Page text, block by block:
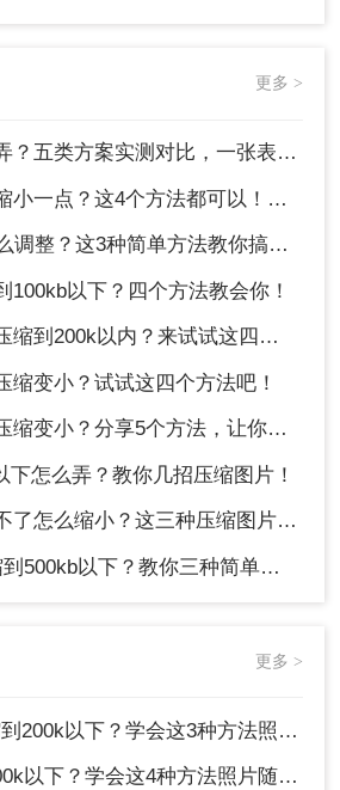
Windows系统自带的工具“画
小”选项；
行更改；
更多 >
类方案实测对比，一张表看懂怎么选！
点？这4个方法都可以！赶紧试试！
整？这3种简单方法教你搞定！
100kb以下？四个方法教会你！
200k以内？来试试这四种压缩方法！
缩变小？试试这四个方法吧！
？分享5个方法，让你轻松调整图片大小
下怎么弄？教你几招压缩图片！
缩小？这三种压缩图片的方法非常实用！
以下？教你三种简单方法！
更多 >
以下？学会这3种方法照片随意压缩！
下？学会这4种方法照片随意压缩!！